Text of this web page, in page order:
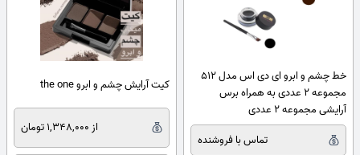
خط چشم و ابرو ای دی اس مدل 512
مجموعه 2 عددی به همراه برس
آرایشی مجموعه 2 عددی
تماس با فروشنده
کیت آرایش چشم و ابرو the one
از 1,348,000 تومان